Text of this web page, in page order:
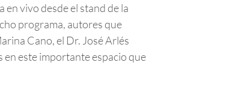
en vivo desde el stand de la
programa, autores que
Cano, el Dr. José Arlés
este importante espacio que